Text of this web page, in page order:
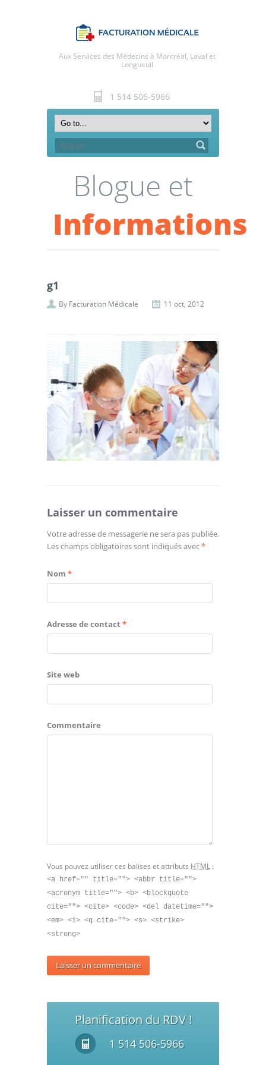
Aux Services des Médecins à Montréal, Laval et
Longueuil
1 514 506-5966
Blogue et
Informations
g1
By Facturation Médicale 11 oct, 2012
Laisser un commentaire
Votre adresse de messagerie ne sera pas publiée.
Les champs obligatoires sont indiqués avec*
Nom *
Adresse de contact *
Site web
Commentaire
Vous pouvez utiliser ces balises et attributs HTML :
<a href="" title=""> <abbr title="">
<acronym title=""> <b> <blockquote
cite=""> <cite> <code> <del datetime="">
<em> <i> <q cite=""> <s> <strike>
<strong>
Planification du RDV !
1 514 506-5966